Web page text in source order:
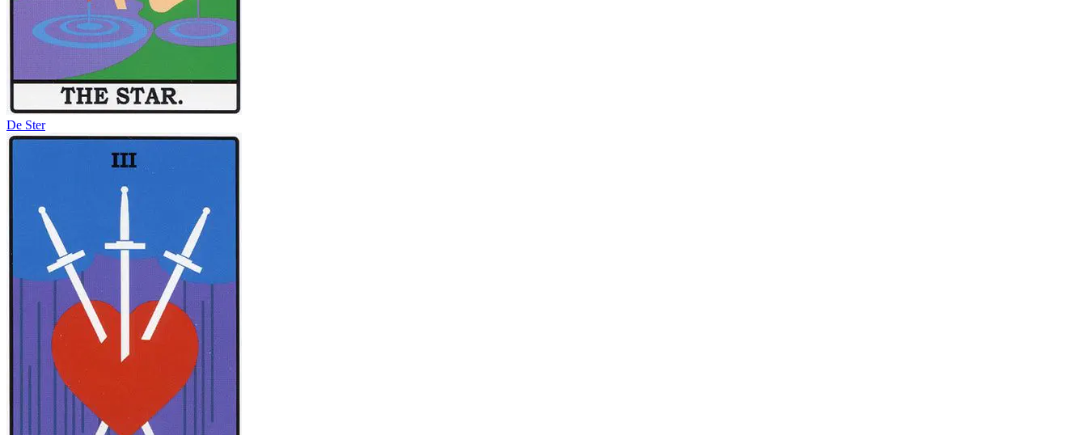
De Ster